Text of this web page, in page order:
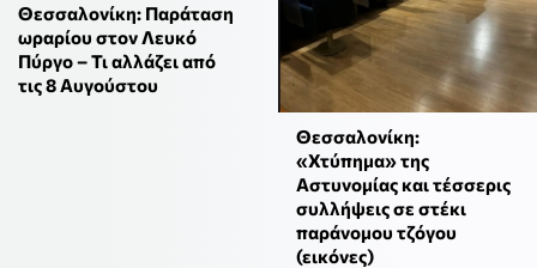
Θεσσαλονίκη: Παράταση
ωραρίου στον Λευκό
Πύργο – Τι αλλάζει από
τις 8 Αυγούστου
Θεσσαλονίκη:
«Χτύπημα» της
Αστυνομίας και τέσσερις
συλλήψεις σε στέκι
παράνομου τζόγου
(εικόνες)